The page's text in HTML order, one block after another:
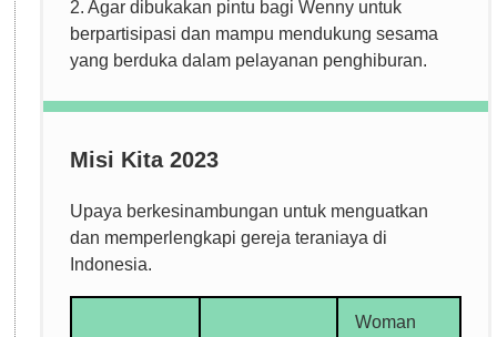
2. Agar dibukakan pintu bagi Wenny untuk
berpartisipasi dan mampu mendukung sesama
yang berduka dalam pelayanan penghiburan.
Misi Kita 2023
Upaya berkesinambungan untuk menguatkan
dan memperlengkapi gereja teraniaya di
Indonesia.
Woman